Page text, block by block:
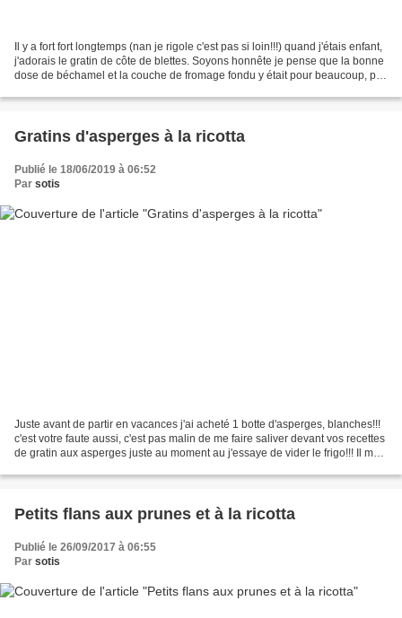
Il y a fort fort longtemps (nan je rigole c'est pas si loin!!!) quand j'étais enfant,
j'adorais le gratin de côte de blettes. Soyons honnête je pense que la bonne
dose de béchamel et la couche de fromage fondu y était pour beaucoup, pas
Gratins d'asperges à la ricotta
Publié le 18/06/2019 à 06:52
Par sotis
Juste avant de partir en vacances j'ai acheté 1 botte d'asperges, blanches!!!
c'est votre faute aussi, c'est pas malin de me faire saliver devant vos recettes
de gratin aux asperges juste au moment au j'essaye de vider le frigo!!! Il me
Petits flans aux prunes et à la ricotta
Publié le 26/09/2017 à 06:55
Par sotis